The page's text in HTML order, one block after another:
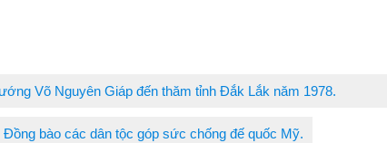
Võ Nguyên Giáp đến thăm tỉnh Đắk Lắk năm 1978.
Đồng bào các dân tộc góp sức chống đế quốc Mỹ.